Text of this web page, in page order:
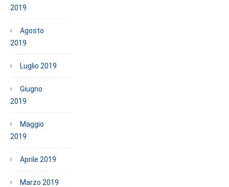
2019
Agosto
2019
Luglio 2019
Giugno
2019
Maggio
2019
Aprile 2019
Marzo 2019